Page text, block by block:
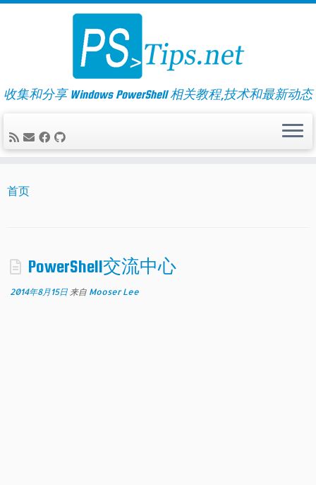
Skip
收集和分享 Windows PowerShell 相关教程,技术和最新动态
首页
PowerShell交流中心
2014年8月15日 来自 Mooser Lee